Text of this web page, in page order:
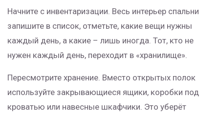
Начните с инвентаризации. Весь интерьер спальни
запишите в список, отметьте, какие вещи нужны
каждый день, а какие – лишь иногда. Тот, кто не
нужен каждый день, переходит в «хранилище».
Пересмотрите хранение. Вместо открытых полок
используйте закрывающиеся ящики, коробки под
кроватью или навесные шкафчики. Это уберёт